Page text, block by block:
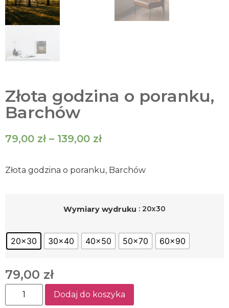
Złota godzina o poranku,
Barchów
79,00 zł– 139,00 zł
Złota godzina o poranku, Barchów
Wymiary wydruku : 20x30
20x30 30x40 40x50 50x70 60x90
79,00 zł
Dodaj do koszyka